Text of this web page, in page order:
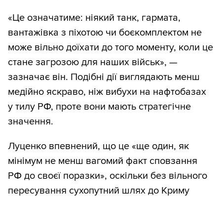
«Це означатиме: ніякий танк, гармата,
вантажівка з піхотою чи боєкомплектом не
може вільно доїхати до того моменту, коли це
стане загрозою для наших військ», —
зазначає він. Подібні дії виглядають менш
медійно яскраво, ніж вибухи на нафтобазах
у тилу РФ, проте вони мають стратегічне
значення.
Луценко впевнений, що це «ще один, як
мінімум не менш вагомий факт сповзання
РФ до своєї поразки», оскільки без вільного
пересування сухопутний шлях до Криму